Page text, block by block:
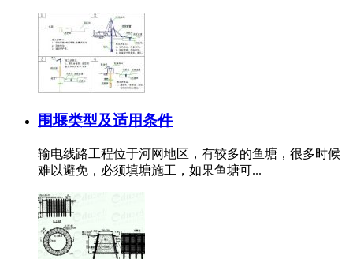
围堰类型及适用条件
输电线路工程位于河网地区，有较多的鱼塘，很多时候
难以避免，必须填塘施工，如果鱼塘可...